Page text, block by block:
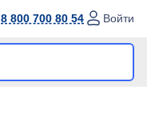
8 800 700 80 54 Войти